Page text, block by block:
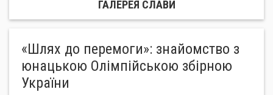
ГАЛЕРЕЯ СЛАВИ
«Шлях до перемоги»: знайомство з
юнацькою Олімпійською збірною
України